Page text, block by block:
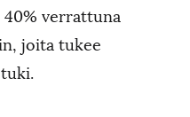
verrattuna
joita tukee